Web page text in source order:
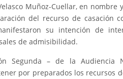
Muñoz-Cuellar, en nombre
del recurso de casación
su intención de
de admisibilidad.
Segunda – de la Audiencia
por preparados los recursos